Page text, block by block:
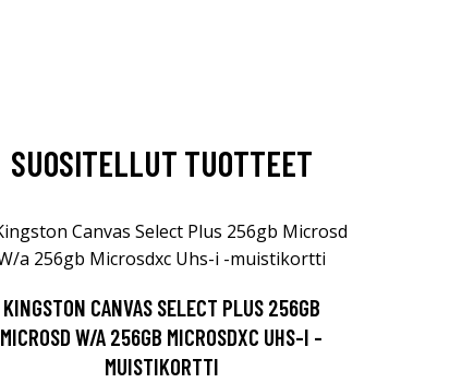
SUOSITELLUT TUOTTEET
KINGSTON CANVAS SELECT PLUS 256GB
MICROSD W/A 256GB MICROSDXC UHS-I -
MUISTIKORTTI